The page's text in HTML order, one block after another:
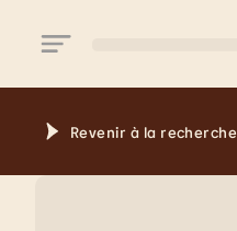
Revenir à la recherche